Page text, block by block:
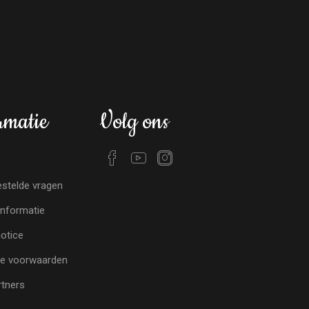
vragen
voorwaarden
Volg ons